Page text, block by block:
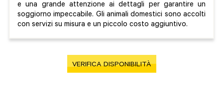
e una grande attenzione ai dettagli per garantire un
soggiorno impeccabile. Gli animali domestici sono accolti
con servizi su misura e un piccolo costo aggiuntivo.
VERIFICA DISPONIBILITÀ